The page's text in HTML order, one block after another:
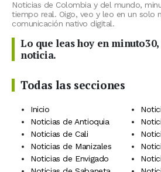
Noticias de Colombia y del mundo,
tiempo real. Oigo, veo y leo en un solo
comunicación nativo digital.
Lo que leas hoy en
noticia.
Todas las secciones
Inicio
Noticias de Antioquia
Noticias de Cali
Noticias de Manizales
Noticias de Envigado